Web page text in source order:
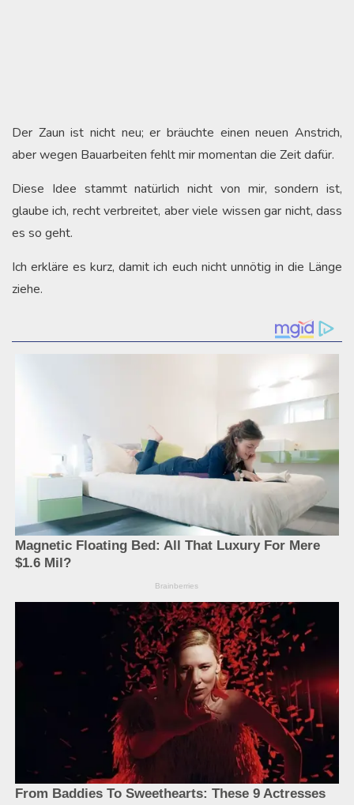
Der Zaun ist nicht neu; er bräuchte einen neuen Anstrich,
aber wegen Bauarbeiten fehlt mir momentan die Zeit dafür.
Diese Idee stammt natürlich nicht von mir, sondern ist,
glaube ich, recht verbreitet, aber viele wissen gar nicht, dass
es so geht.
Ich erkläre es kurz, damit ich euch nicht unnötig in die Länge
ziehe.